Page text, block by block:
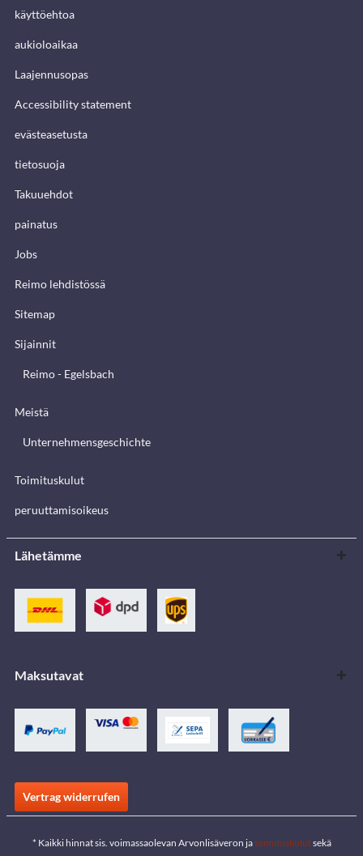
käyttöehtoa
aukioloaikaa
Laajennusopas
Accessibility statement
evästeasetusta
tietosuoja
Takuuehdot
painatus
Jobs
Reimo lehdistössä
Sitemap
Sijainnit
Reimo - Egelsbach
Meistä
Unternehmensgeschichte
Toimituskulut
peruuttamisoikeus
Lähetämme
Maksutavat
Vertrag widerrufen
* Kaikki hinnat sis. voimassaolevan Arvonlisäveron jatoimituskulutsekä